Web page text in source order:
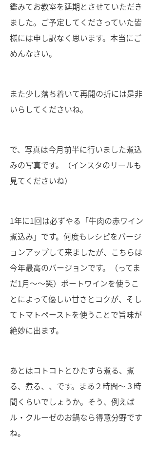
鑑みてお教室を延期とさせていただき
ました。ご予定してくださっていた皆
様には申し訳なく思います。本当にご
めんなさい。
また少し落ち着いて再開の折には是非
いらしてくださいね。
で、写真は今月前半に行いました煮込
みの写真です。（インスタのリールも
見てくださいね）
1年に1回は必ずやる「牛肉の赤ワイン
煮込み」です。何度もレシピをバージ
ョンアップして来ましたが、こちらは
今年最高のバージョンです。（ってま
だ1月〜〜笑）ポートワインを使うこ
とによって優しい甘さとコクが、そし
てトマトペーストを使うことで旨味が
絶妙に出ます。
あとはコトコトとひたすら煮る、煮
る、煮る、、です。まあ２時間〜３時
間くらいでしょうか。そう、例えば
ル・クルーゼのお鍋なら得意分野です
ね。